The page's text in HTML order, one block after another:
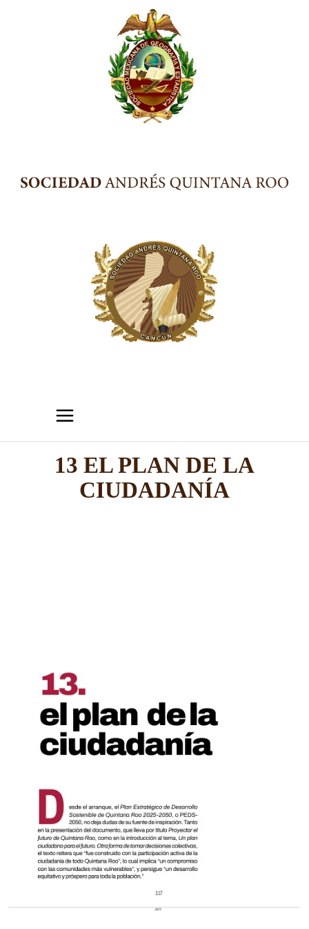
13 EL PLAN DE LA
CIUDADANÍA